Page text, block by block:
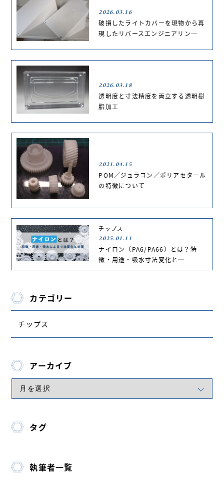
2026.03.16
破損したライトカバーを現物から再
現したリバースエンジニアリン…
2026.03.18
透明度と寸法精度を両立する透明樹
脂加工
2021.04.15
POM／ジュラコン／ポリアセタール
の特徴について
チップス
2025.01.11
ナイロン（PA6/PA66）とは？特
徴・用途・吸水寸法変化と…
カテゴリー
チップス
アーカイブ
タグ
執筆者一覧